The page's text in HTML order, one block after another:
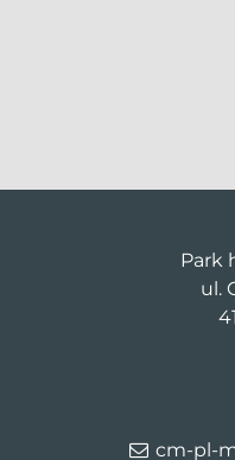
Park
ul.
cm-pl-